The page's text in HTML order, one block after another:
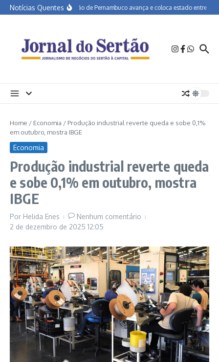
Ir para o conteúdo
Notícias QuentesEducação de Pernambuco avança e coloca estado entre os
Home / Economia / Produção industrial reverte queda e sobe 0,1%
em outubro, mostra IBGE
Economia
Produção industrial reverte queda
e sobe 0,1% em outubro, mostra
IBGE
Por Helida Enes
Nenhum comentário
2 de dezembro de 2025 12:05